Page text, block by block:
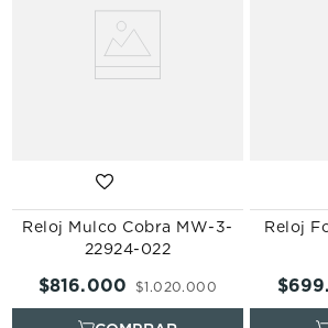
Reloj Mulco Cobra MW-3-
22924-022
$1 .020.000
$816.000
Reloj
$699.